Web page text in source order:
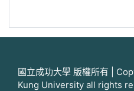
國立成功大學 版權所有 |
Kung University all rights